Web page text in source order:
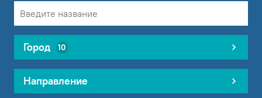
Город 10
Направление